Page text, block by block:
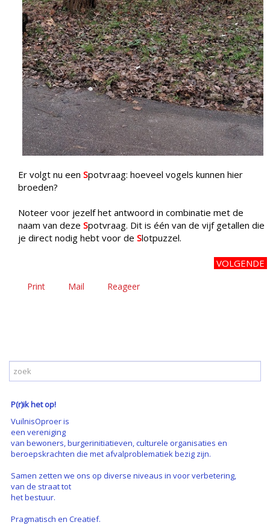
Er volgt nu een Spotvraag: hoeveel vogels kunnen hier
broeden?
Noteer voor jezelf het antwoord in combinatie met de
naam van deze Spotvraag. Dit is één van de vijf getallen die
je direct nodig hebt voor de Slotpuzzel.
VOLGENDE
Print Mail Reageer
P(r)ik het op!
VuilnisOproer is
een vereniging
van bewoners, burgerinitiatieven, culturele organisaties en
beroepskrachten die met afvalproblematiek bezig zijn.
Samen zetten we ons op diverse niveaus in voor verbetering,
van de straat tot
het bestuur.
Pragmatisch en Creatief.